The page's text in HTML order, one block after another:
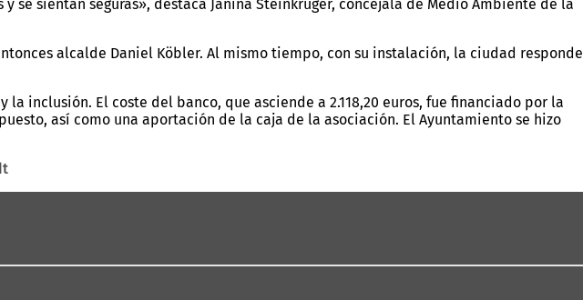
sientan seguras», destaca Janina Steinkrüger, concejala de Medio Ambiente de la
alcalde Daniel Köbler. Al mismo tiempo, con su instalación, la ciudad responde
inclusión. El coste del banco, que asciende a 2.118,20 euros, fue financiado por la
así como una aportación de la caja de la asociación. El Ayuntamiento se hizo